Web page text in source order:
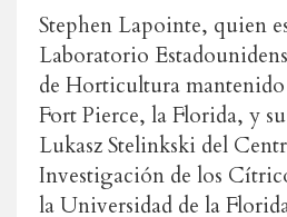
Stephen Lapointe, quien
Laboratorio
de Horticultura
Fort Pierce, la Florida, y
Lukasz Stelinkski del
Investigación de los
la Universidad de la